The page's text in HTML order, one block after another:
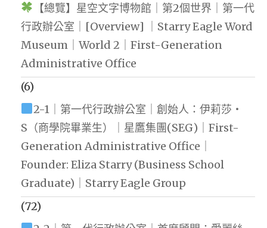
【總覽】星空文字博物館｜第2個世界｜第一代
行政辦公室｜[Overview] ｜Starry Eagle Word
Museum｜World 2｜First-Generation
Administrative Office
(6)
2-1｜第一代行政辦公室｜創始人：伊莉莎・
S（商學院畢業生）｜星鷹集團(SEG)｜First-
Generation Administrative Office｜
Founder: Eliza Starry (Business School
Graduate)｜Starry Eagle Group
(72)